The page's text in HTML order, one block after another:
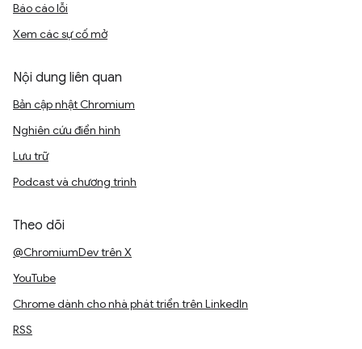
Báo cáo lỗi
Xem các sự cố mở
Nội dung liên quan
Bản cập nhật Chromium
Nghiên cứu điển hình
Lưu trữ
Podcast và chương trình
Theo dõi
@ChromiumDev trên X
YouTube
Chrome dành cho nhà phát triển trên LinkedIn
RSS